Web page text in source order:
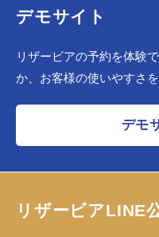
デモサイト
リザービアの予約を体験
か、お客様の使いやすさ
デモ
リザービアLINE